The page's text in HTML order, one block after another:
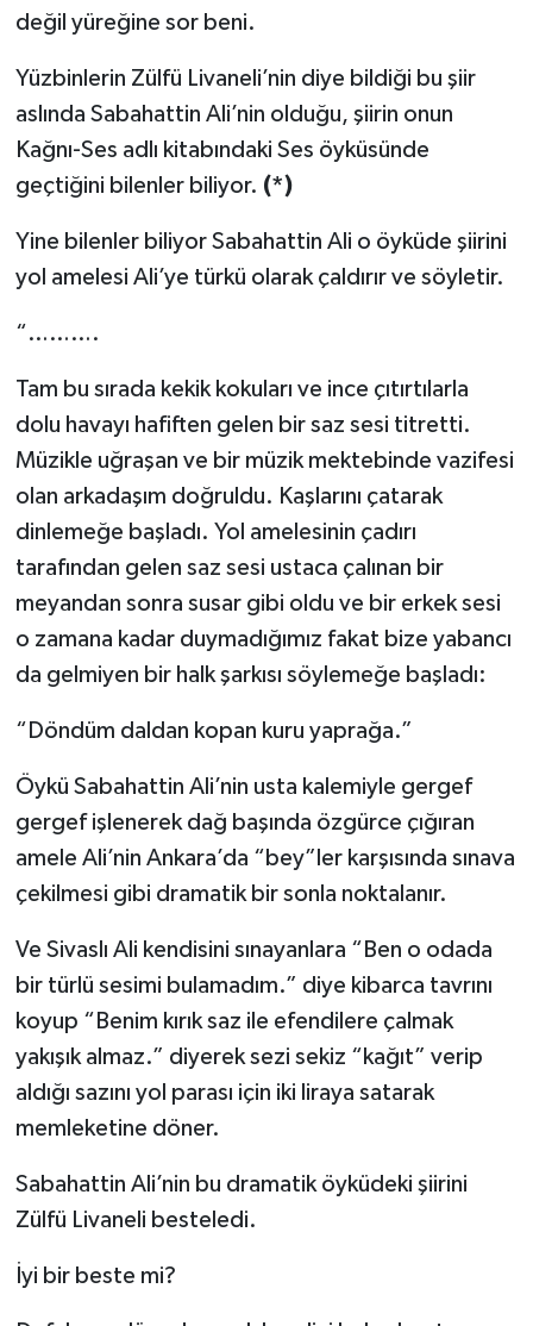
değil yüreğine sor beni.
Yüzbinlerin Zülfü Livaneli’nin diye bildiği bu şiir
aslında Sabahattin Ali’nin olduğu, şiirin onun
Kağnı-Ses adlı kitabındaki Ses öyküsünde
geçtiğini bilenler biliyor. (*)
Yine bilenler biliyor Sabahattin Ali o öyküde şiirini
yol amelesi Ali’ye türkü olarak çaldırır ve söyletir.
“……….
Tam bu sırada kekik kokuları ve ince çıtırtılarla
dolu havayı hafiften gelen bir saz sesi titretti.
Müzikle uğraşan ve bir müzik mektebinde vazifesi
olan arkadaşım doğruldu. Kaşlarını çatarak
dinlemeğe başladı. Yol amelesinin çadırı
tarafından gelen saz sesi ustaca çalınan bir
meyandan sonra susar gibi oldu ve bir erkek sesi
o zamana kadar duymadığımız fakat bize yabancı
da gelmiyen bir halk şarkısı söylemeğe başladı:
“Döndüm daldan kopan kuru yaprağa.”
Öykü Sabahattin Ali’nin usta kalemiyle gergef
gergef işlenerek dağ başında özgürce çığıran
amele Ali’nin Ankara’da “bey”ler karşısında sınava
çekilmesi gibi dramatik bir sonla noktalanır.
Ve Sivaslı Ali kendisini sınayanlara “Ben o odada
bir türlü sesimi bulamadım.” diye kibarca tavrını
koyup “Benim kırık saz ile efendilere çalmak
yakışık almaz.” diyerek sezi sekiz “kağıt” verip
aldığı sazını yol parası için iki liraya satarak
memleketine döner.
Sabahattin Ali’nin bu dramatik öyküdeki şiirini
Zülfü Livaneli besteledi.
İyi bir beste mi?